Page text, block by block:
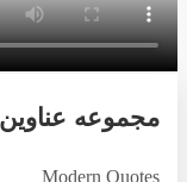
مجموعه
Modern Quotes